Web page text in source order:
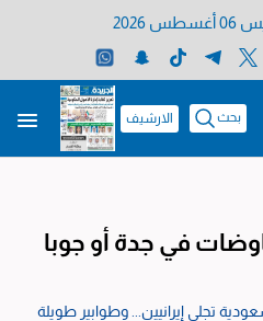
2026
بحث الارشيف
في جدة أو جوبا
تجلي إيرانيين... وطوابير طويلة